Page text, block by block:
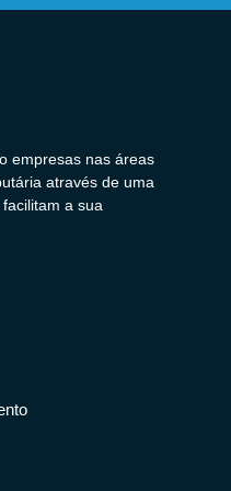
empresas nas áreas
através de uma
a sua